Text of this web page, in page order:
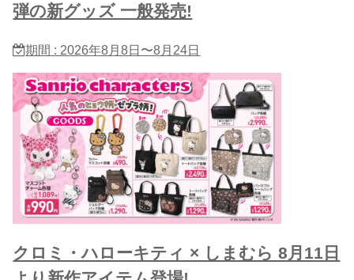
弾の新グッズ 一般発売!
期間 : 2026年8月8日〜8月24日
クロミ・ハローキティ × しまむら 8月11日